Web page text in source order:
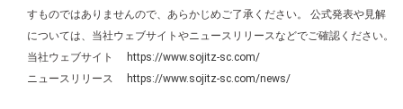
すものではありませんので、あらかじめご了承ください。 公式発表や見解
については、当社ウェブサイトやニュースリリースなどでご確認ください。
当社ウェブサイト
https://www.sojitz-sc.com/
ニュースリリース
https://www.sojitz-sc.com/news/